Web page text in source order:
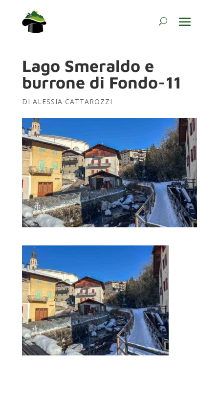
Lago Smeraldo e
burrone di Fondo-11
DI ALESSIA CATTAROZZI